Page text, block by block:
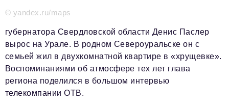
Отдел рекламы
reklama@business-magazine.online
Отдел распространения/редакционная подписка
podpiska@business-magazine.online
Отдел по работе с партнерами
partner@business-magazine.online
© yandex.ru/maps
губернатора Свердловской области Денис Паслер
вырос на Урале. В родном Североуральске он с
семьей жил в двухкомнатной квартире в «хрущевке».
Воспоминаниями об атмосфере тех лет глава
региона поделился в большом интервью
телекомпании ОТВ.